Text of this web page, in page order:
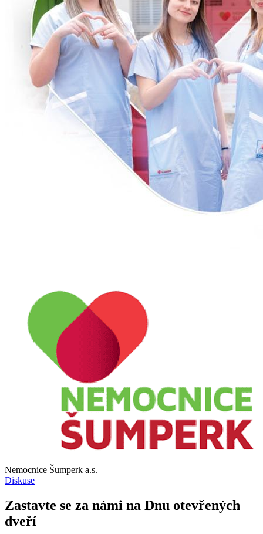
Nemocnice Šumperk a.s.
Diskuse
Zastavte se za námi na Dnu otevřených
dveří